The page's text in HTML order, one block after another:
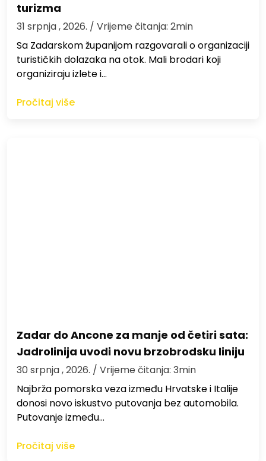
turizma
31 srpnja , 2026. / Vrijeme čitanja: 2min
Sa Zadarskom županijom razgovarali o organizaciji
turističkih dolazaka na otok. Mali brodari koji
organiziraju izlete i…
Pročitaj više
Zadar do Ancone za manje od četiri sata:
Jadrolinija uvodi novu brzobrodsku liniju
30 srpnja , 2026. / Vrijeme čitanja: 3min
Najbrža pomorska veza između Hrvatske i Italije
donosi novo iskustvo putovanja bez automobila.
Putovanje između…
Pročitaj više